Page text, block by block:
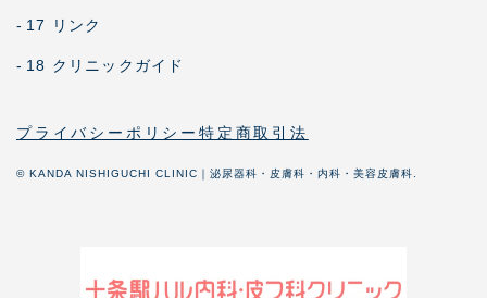
- 17 リンク
- 18 クリニックガイド
プライバシーポリシー 特定商取引法
© KANDA NISHIGUCHI CLINIC｜泌尿器科・皮膚科・内科・美容皮膚科.